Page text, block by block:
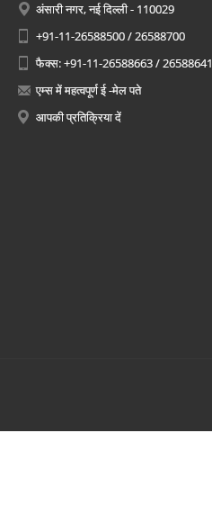
अंसारी नगर, नई दिल्ली - 110029
+91-11-26588500 / 26588700
फैक्स: +91-11-26588663 / 26588641
एम्स में महत्वपूर्ण ई -मेल पते
आपकी प्रतिक्रिया दें